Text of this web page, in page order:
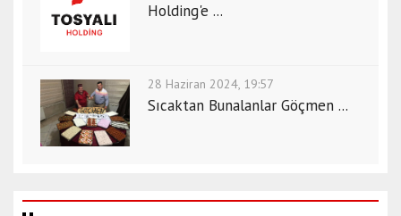
Holding'e ...
28 Haziran 2024, 19:57
Sıcaktan Bunalanlar Göçmen ...